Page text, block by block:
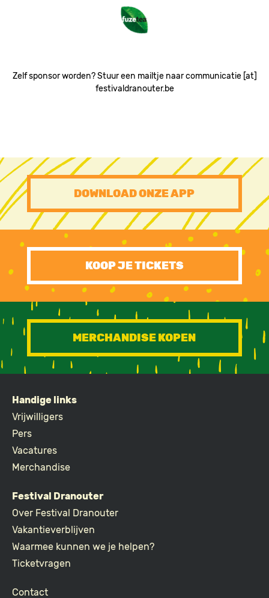
Image
Zelf sponsor worden? Stuur een mailtje naar communicatie [at]
festivaldranouter.be
PRE
FOOTER
CTA
DOWNLOAD ONZE APP
KOOP JE TICKETS
MERCHANDISE KOPEN
FOOTER
Handige links
Vrijwilligers
Pers
Vacatures
Merchandise
Festival Dranouter
Over Festival Dranouter
Vakantieverblijven
Waarmee kunnen we je helpen?
Ticketvragen
Contact